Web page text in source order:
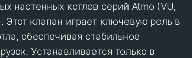
настенных котлов серий Atmo (VU,
Этот клапан играет ключевую роль в
обеспечивая стабильное
Устанавливается только в